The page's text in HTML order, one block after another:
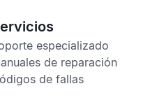
especializado
de reparación
de fallas